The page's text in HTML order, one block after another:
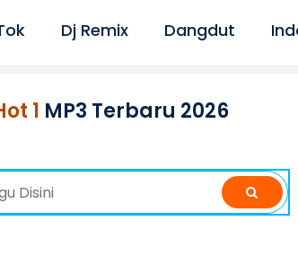
Dj Remix Dangdut
1 MP3 Terbaru 2026